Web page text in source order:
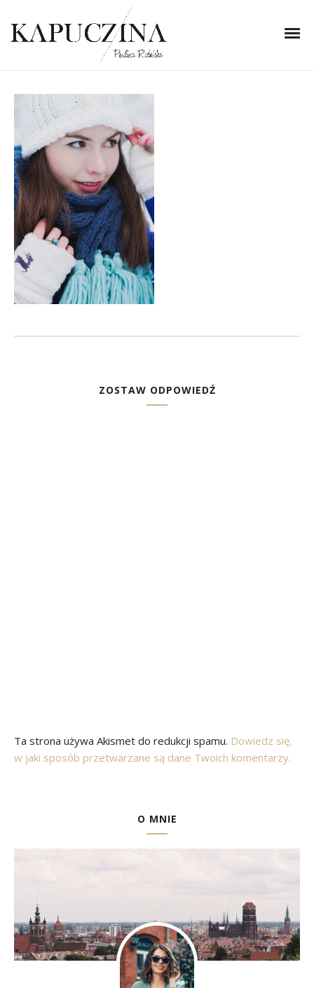
7 grudnia 2013
IMG_8405-2
Written by
ZOSTAW ODPOWIEDŹ
Ta strona używa Akismet do redukcji spamu. Dowiedz się,
w jaki sposób przetwarzane są dane Twoich komentarzy.
O MNIE